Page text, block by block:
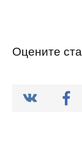
Оцените